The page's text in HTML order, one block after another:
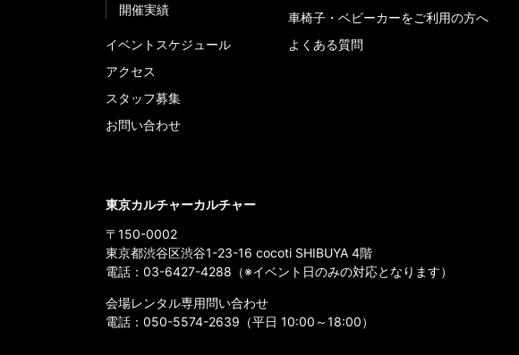
開催実績
イベントスケジュール
アクセス
スタッフ募集
お問い合わせ
車椅子・ベビーカーをご利用の方へ
よくある質問
東京カルチャーカルチャー
〒150-0002
東京都渋谷区渋谷1-23-16 cocoti SHIBUYA 4階
電話： 03-6427-4288 （※イベント日のみの対応となります）
会場レンタル専用問い合わせ
電話： 050-5574-2639 （平日 10:00～18:00）